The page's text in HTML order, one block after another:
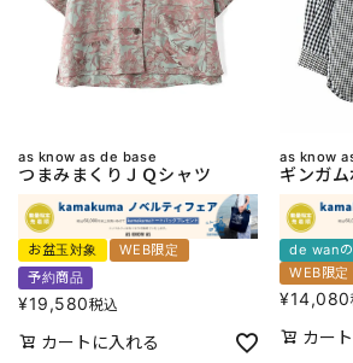
as know as de base
つまみまくりＪＱシャツ
お盆玉対象
WEB限定
予約商品
¥19,580税込
カートに入れる
as know
ギンガ
de wan
WEB限定
¥14,080
カー